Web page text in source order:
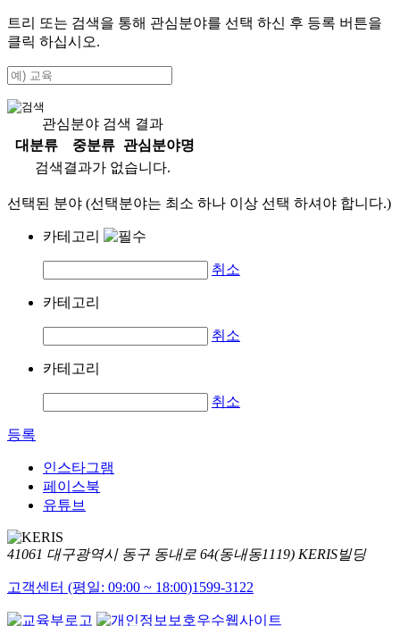
트리 또는 검색을 통해 관심분야를 선택 하신 후 등록 버튼을
클릭 하십시오.
관심분야 검색 결과
대분류
중분류
관심분야명
검색결과가 없습니다.
선택된 분야 (선택분야는 최소 하나 이상 선택 하셔야 합니다.)
카테고리
취소
카테고리
취소
카테고리
취소
등록
인스타그램
페이스북
유튜브
41061 대구광역시 동구 동내로 64(동내동1119) KERIS빌딩
고객센터 (평일: 09:00 ~ 18:00)1599-3122